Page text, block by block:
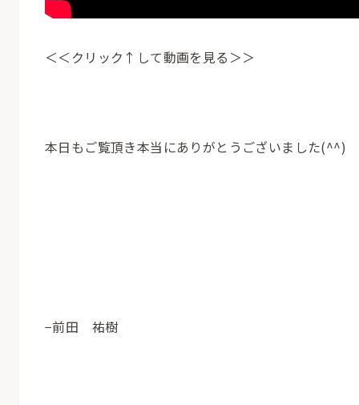
＜＜クリック↑して動画を見る＞＞
本日もご覧頂き本当にありがとうございました(^^)
−前田 祐樹